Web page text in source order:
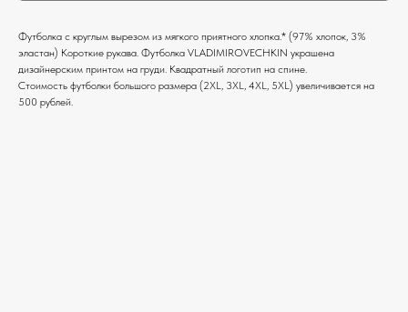
Футболка c круглым вырезом из мягкого приятного хлопка.* (97% хлопок, 3%
эластан) Короткие рукава. Футболка VLADIMIROVECHKIN украшена
дизайнерским принтом на груди. Квадратный логотип на спине.
Стоимость футболки большого размера (2XL, 3XL, 4XL, 5XL) увеличивается на
500 рублей.